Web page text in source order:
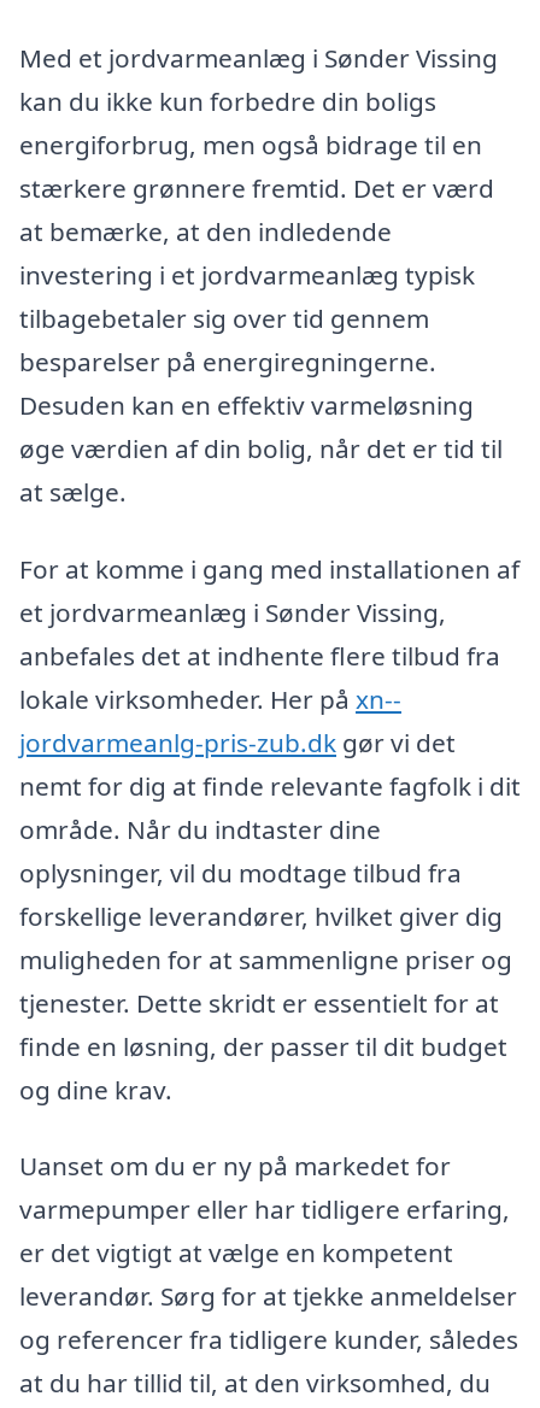
Med et jordvarmeanlæg i Sønder Vissing
kan du ikke kun forbedre din boligs
energiforbrug, men også bidrage til en
stærkere grønnere fremtid. Det er værd
at bemærke, at den indledende
investering i et jordvarmeanlæg typisk
tilbagebetaler sig over tid gennem
besparelser på energiregningerne.
Desuden kan en effektiv varmeløsning
øge værdien af din bolig, når det er tid til
at sælge.
For at komme i gang med installationen af
et jordvarmeanlæg i Sønder Vissing,
anbefales det at indhente flere tilbud fra
lokale virksomheder. Her på xn--
jordvarmeanlg-pris-zub.dk gør vi det
nemt for dig at finde relevante fagfolk i dit
område. Når du indtaster dine
oplysninger, vil du modtage tilbud fra
forskellige leverandører, hvilket giver dig
muligheden for at sammenligne priser og
tjenester. Dette skridt er essentielt for at
finde en løsning, der passer til dit budget
og dine krav.
Uanset om du er ny på markedet for
varmepumper eller har tidligere erfaring,
er det vigtigt at vælge en kompetent
leverandør. Sørg for at tjekke anmeldelser
og referencer fra tidligere kunder, således
at du har tillid til, at den virksomhed, du